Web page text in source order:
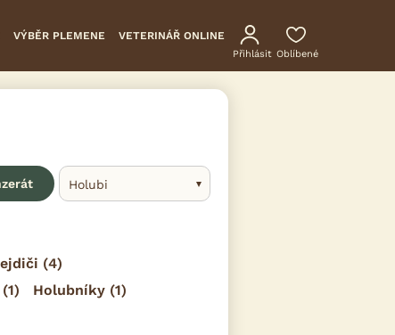
VÝBĚR PLEMENE VETERINÁŘ ONLINE
Přihlásit Oblíbené
Holubi
(4)
(1) Holubníky (1)